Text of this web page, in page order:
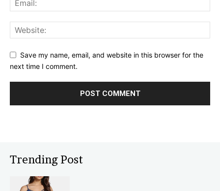
Save my name, email, and website in this browser for the
next time I comment.
Trending Post